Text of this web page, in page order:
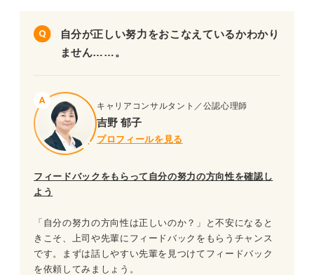
自分が正しい努力をおこなえているかわかり
ません……。
キャリアコンサルタント／公認心理師
吉野 郁子
プロフィールを見る
フィードバックをもらって自分の努力の方向性を確認し
よう
「自分の努力の方向性は正しいのか？」と不安になると
きこそ、上司や先輩にフィードバックをもらうチャンス
です。まずは話しやすい先輩を見つけてフィードバック
を依頼してみましょう。